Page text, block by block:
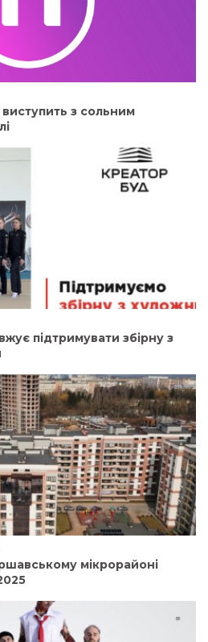
з сольним
підтримувати збірну з
мікрорайоні